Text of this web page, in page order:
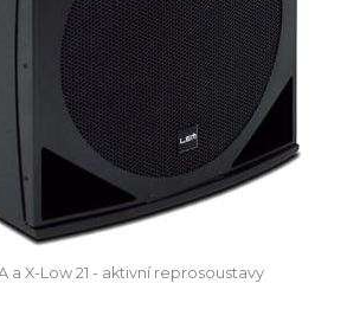
a X-Low 21 - aktivní reprosoustavy